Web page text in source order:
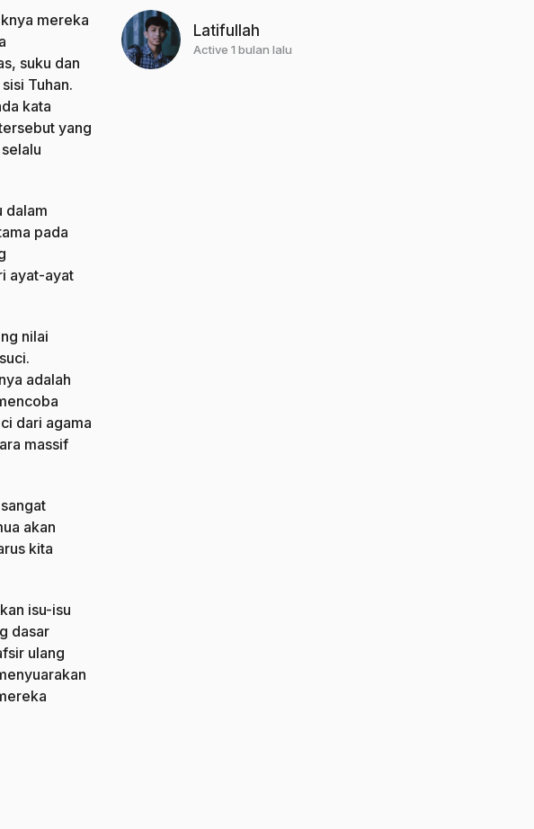
mereka
suku dan
Tuhan.
kata
yang
dalam
pada
ayat-ayat
nilai
adalah
dari agama
massif
akan
kita
isu-isu
dasar
ulang
Latifullah
Active 1 bulan lalu